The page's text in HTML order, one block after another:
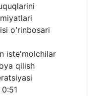
oʻrinbosari
iste'molchilar
qilish
0:51